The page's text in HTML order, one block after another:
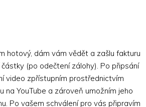
hotový, dám vám vědět a zašlu fakturu
(po odečtení zálohy). Po připsání
video zpřístupním prostřednictvím
na YouTube a zároveň umožním jeho
Po vašem schválení pro vás připravím